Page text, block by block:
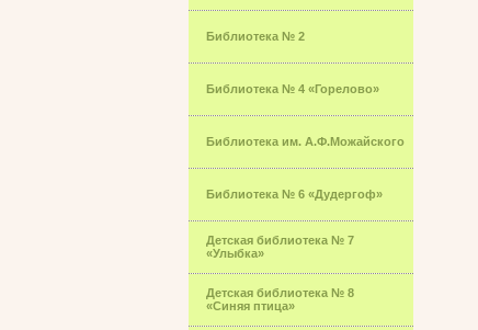
Библиотека № 2
Библиотека № 4 «Горелово»
Библиотека им. А.Ф.Можайского
Библиотека № 6 «Дудергоф»
Детская библиотека № 7
«Улыбка»
Детская библиотека № 8
«Синяя птица»